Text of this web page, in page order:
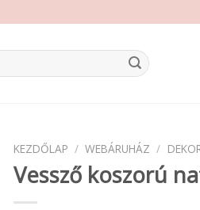
KEZDŐLAP / WEBÁRUHÁZ /
Vessző koszorú